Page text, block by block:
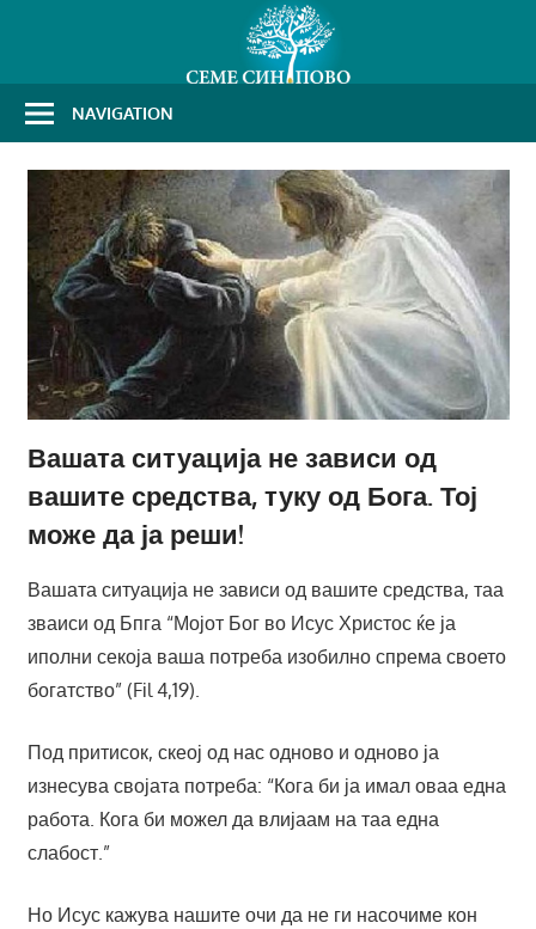
NAVIGATION
Вашата ситуација не зависи од
вашите средства, туку од Бога. Тој
може да ја реши!
Вашата ситуација не зависи од вашите средства, таа
зваиси од Бпга “Мојот Бог во Исус Христос ќе ја
иполни секоја ваша потреба изобилно спрема своето
богатство” (Fіl 4,19).
Под притисок, скеој од нас одново и одново ја
изнесува својата потреба: “Кога би ја имал оваа една
работа. Кога би можел да влијаам на таа една
слабост.”
Но Исус кажува нашите очи да не ги насочиме кон